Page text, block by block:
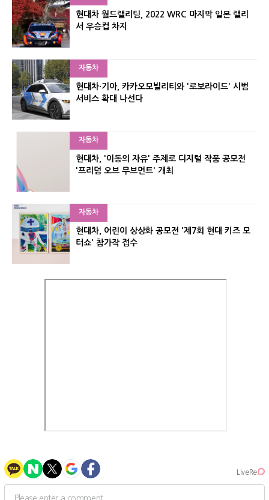
현대차 월드랠리팀, 2022 WRC 마지막 일본 랠리
서 우승컵 차지
자동차
현대차·기아, 카카오모빌리티와 '로보라이드' 시범
서비스 확대 나선다
자동차
현대차, '이동의 자유' 주제로 디지털 작품 공모전
'프리덤 오브 무브먼트' 개최
자동차
현대차, 어린이 상상화 공모전 '제7회 현대 키즈 모
터쇼' 참가작 접수